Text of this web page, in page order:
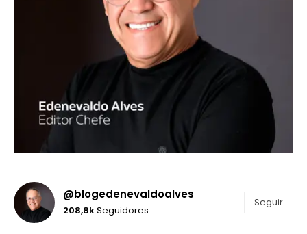
@blogedenevaldoalves
208,8kSeguidores
Seguir